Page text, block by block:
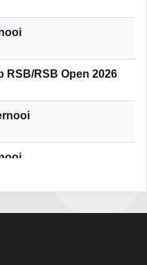
RSB/RSB Open 2026